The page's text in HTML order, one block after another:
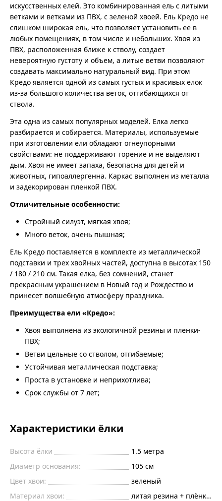
искусственных елей. Это комбинированная ель с литыми
ветками и ветками из ПВХ, с зеленой хвоей. Ель Кредо не
слишком широкая ель, что позволяет установить ее в
любых помещениях, в том числе и небольших. Хвоя из
ПВХ, расположенная ближе к стволу, создает
невероятную густоту и объем, а литые ветви позволяют
создавать максимально натуральный вид. При этом
Кредо является одной из самых густых и красивых елок
из-за большого количества веток, отгибающихся от
ствола.
Эта одна из самых популярных моделей. Елка легко
разбирается и собирается. Материалы, используемые
при изготовлении ели обладают огнеупорными
свойствами: не поддерживают горение и не выделяют
дым. Хвоя не имеет запаха, безопасна для детей и
животных, гипоаллергенна. Каркас выполнен из металла
и задекорирован пленкой ПВХ.
Отличительные особенности:
Стройный силуэт, мягкая хвоя;
Много веток, очень пышная;
Ель Кредо поставляется в комплекте из металлической
подставки и трех хвойных частей, доступна в высотах 150
/ 180 / 210 см. Такая елка, без сомнений, станет
прекрасным украшением в Новый год и Рождество и
принесет волшебную атмосферу праздника.
Преимущества ели «Кредо»:
Хвоя выполнена из экологичной резины и пленки-
ПВХ;
Ветви цельные со стволом, отгибаемые;
Устойчивая металлическая подставка;
Проста в установке и неприхотлива;
Срок службы от 7 лет;
Характеристики ёлки
Высота ёлки 1.5 метра
Диаметр основания:
105 см
Цвет хвои:
зеленый
Материал хвои:
литая резина + плёнка